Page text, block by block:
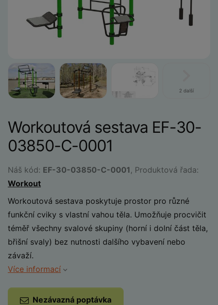
2 další
Workoutová sestava EF-30-
03850-C-0001
Náš kód: EF-30-03850-C-0001 , Produktová řada:
Workout
Workoutová sestava poskytuje prostor pro různé
funkční cviky s vlastní vahou těla. ​Umožňuje procvičit
téměř všechny svalové skupiny (horní i dolní část těla,
břišní svaly) bez nutnosti dalšího vybavení nebo
závaží.
Více informací
Nezávazná poptávka